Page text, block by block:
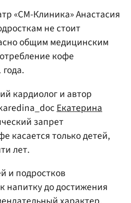
«СМ-Клиника» Анастасия
не стоит
общим медицинским
кофе
кардиолог и автор
Екатерина
запрет
касается только детей,
лет.
и подростков
напитку до достижения